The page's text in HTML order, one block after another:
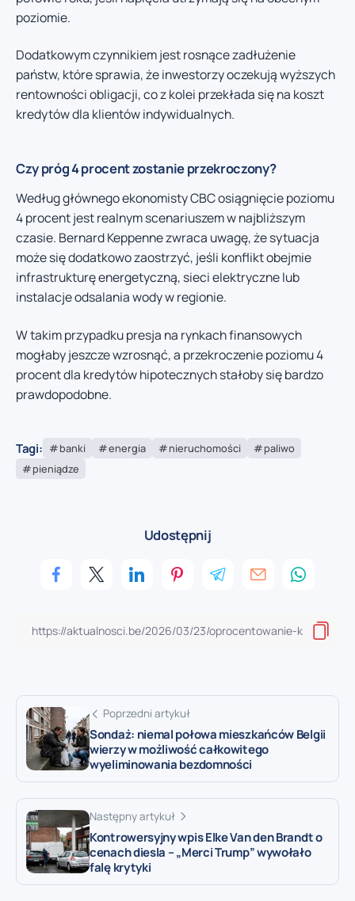
poziomie.
Dodatkowym czynnikiem jest rosnące zadłużenie
państw, które sprawia, że inwestorzy oczekują wyższych
rentowności obligacji, co z kolei przekłada się na koszt
kredytów dla klientów indywidualnych.
Czy próg 4 procent zostanie przekroczony?
Według głównego ekonomisty CBC osiągnięcie poziomu
4 procent jest realnym scenariuszem w najbliższym
czasie. Bernard Keppenne zwraca uwagę, że sytuacja
może się dodatkowo zaostrzyć, jeśli konflikt obejmie
infrastrukturę energetyczną, sieci elektryczne lub
instalacje odsalania wody w regionie.
W takim przypadku presja na rynkach finansowych
mogłaby jeszcze wzrosnąć, a przekroczenie poziomu 4
procent dla kredytów hipotecznych stałoby się bardzo
prawdopodobne.
Tagi: banki energia nieruchomości
paliwo
pieniądze
Udostępnij
Poprzedni artykuł
Sondaż: niemal połowa mieszkańców Belgii
wierzy w możliwość całkowitego
wyeliminowania bezdomności
Następny artykuł
Kontrowersyjny wpis Elke Van den Brandt o
cenach diesla – „Merci Trump” wywołało
falę krytyki